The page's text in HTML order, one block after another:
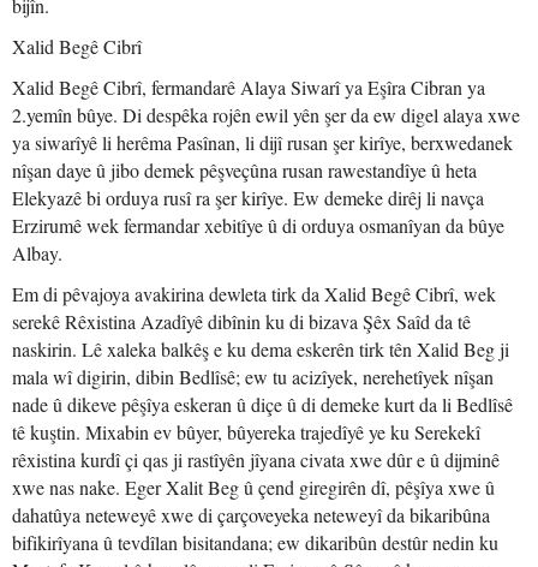
bijîn.
Xalid Begê Cibrî
Xalid Begê Cibrî, fermandarê Alaya Siwarî ya Eşîra Cibran ya
2.yemîn bûye. Di despêka rojên ewil yên şer da ew digel alaya xwe
ya siwarîyê li herêma Pasînan, li dijî rusan şer kirîye, berxwedanek
nîşan daye û jibo demek pêşveçûna rusan rawestandîye û heta
Elekyazê bi orduya rusî ra şer kirîye. Ew demeke dirêj li navça
Erzirumê wek fermandar xebitîye û di orduya osmanîyan da bûye
Albay.
Em di pêvajoya avakirina dewleta tirk da Xalid Begê Cibrî, wek
serekê Rêxistina Azadîyê dibînin ku di bizava Şêx Saîd da tê
naskirin. Lê xaleka balkêş e ku dema eskerên tirk tên Xalid Beg ji
mala wî digirin, dibin Bedlîsê; ew tu acizîyek, nerehetîyek nîşan
nade û dikeve pêşîya eskeran û diçe û di demeke kurt da li Bedlîsê
tê kuştin. Mixabin ev bûyer, bûyereka trajedîyê ye ku Serekekî
rêxistina kurdî çi qas ji rastîyên jîyana civata xwe dûr e û dijminê
xwe nas nake. Eger Xalit Beg û çend giregirên dî, pêşîya xwe û
dahatûya neteweyê xwe di çarçoveyeka neteweyî da bikaribûna
bifikirîyana û tevdîlan bisitandana; ew dikaribûn destûr nedin ku